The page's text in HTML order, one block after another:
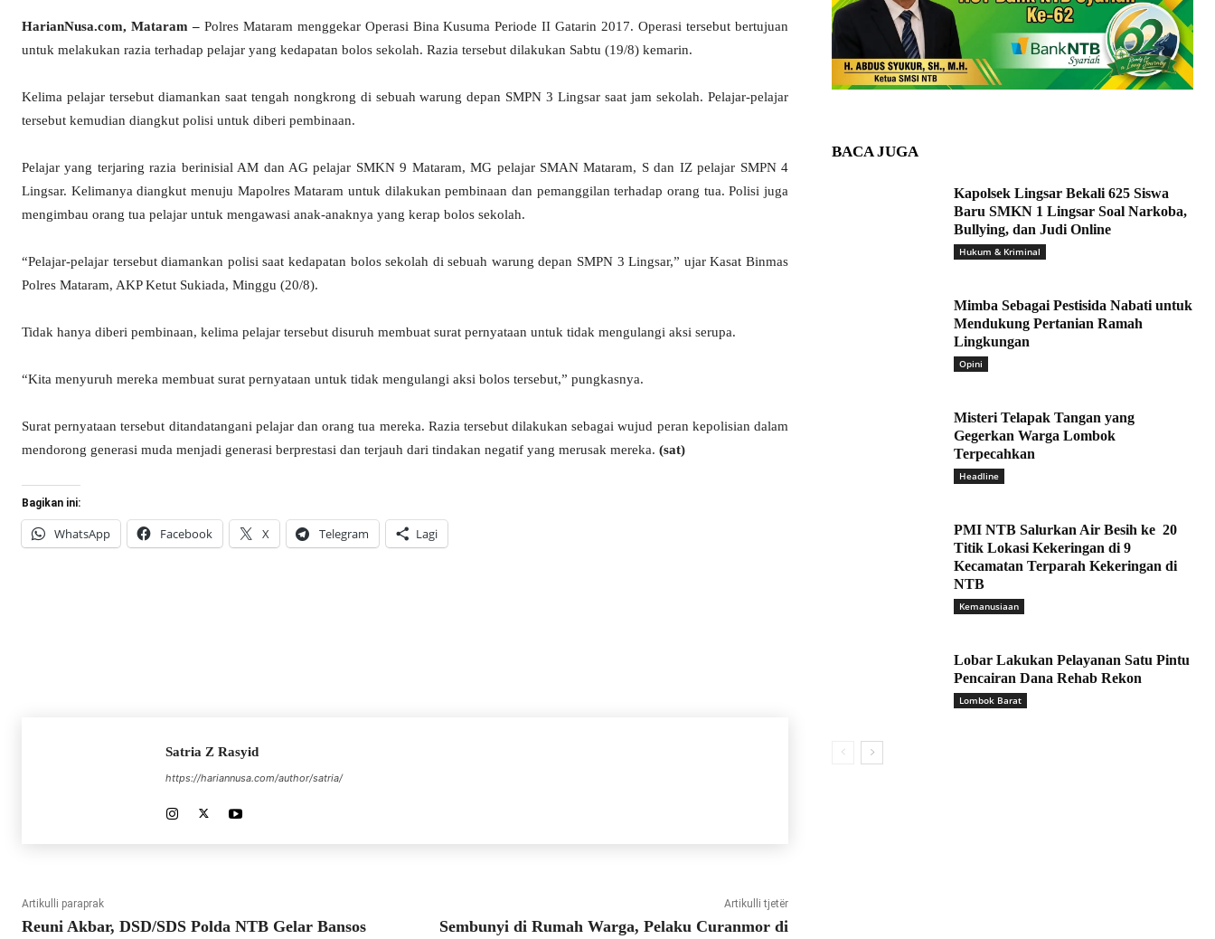
HarianNusa.com, Mataram – Polres Mataram menggekar Operasi Bina Kusuma Periode II Gatarin 2017. Operasi tersebut bertujuan
untuk melakukan razia terhadap pelajar yang kedapatan bolos sekolah. Razia tersebut dilakukan Sabtu (19/8) kemarin.
Kelima pelajar tersebut diamankan saat tengah nongkrong di sebuah warung depan SMPN 3 Lingsar saat jam sekolah. Pelajar-pelajar
tersebut kemudian diangkut polisi untuk diberi pembinaan.
Pelajar yang terjaring razia berinisial AM dan AG pelajar SMKN 9 Mataram, MG pelajar SMAN Mataram, S dan IZ pelajar SMPN 4
Lingsar. Kelimanya diangkut menuju Mapolres Mataram untuk dilakukan pembinaan dan pemanggilan terhadap orang tua. Polisi juga
mengimbau orang tua pelajar untuk mengawasi anak-anaknya yang kerap bolos sekolah.
“Pelajar-pelajar tersebut diamankan polisi saat kedapatan bolos sekolah di sebuah warung depan SMPN 3 Lingsar,” ujar Kasat Binmas
Polres Mataram, AKP Ketut Sukiada, Minggu (20/8).
Tidak hanya diberi pembinaan, kelima pelajar tersebut disuruh membuat surat pernyataan untuk tidak mengulangi aksi serupa.
“Kita menyuruh mereka membuat surat pernyataan untuk tidak mengulangi aksi bolos tersebut,” pungkasnya.
Surat pernyataan tersebut ditandatangani pelajar dan orang tua mereka. Razia tersebut dilakukan sebagai wujud peran kepolisian dalam
mendorong generasi muda menjadi generasi berprestasi dan terjauh dari tindakan negatif yang merusak mereka. (sat)
Bagikan ini:
WhatsApp Facebook X Telegram Lagi
Satria Z Rasyid
https://hariannusa.com/author/satria/
Artikulli paraprak
Reuni Akbar, DSD/SDS Polda NTB Gelar Bansos
Artikulli tjetër
Sembunyi di Rumah Warga, Pelaku Curanmor di
BACA JUGA
Kapolsek Lingsar Bekali 625 Siswa
Baru SMKN 1 Lingsar Soal Narkoba,
Bullying, dan Judi Online
Hukum & Kriminal
Mimba Sebagai Pestisida Nabati untuk
Mendukung Pertanian Ramah
Lingkungan
Opini
Misteri Telapak Tangan yang
Gegerkan Warga Lombok
Terpecahkan
Headline
PMI NTB Salurkan Air Besih ke 20
Titik Lokasi Kekeringan di 9
Kecamatan Terparah Kekeringan di
NTB
Kemanusiaan
Lobar Lakukan Pelayanan Satu Pintu
Pencairan Dana Rehab Rekon
Lombok Barat